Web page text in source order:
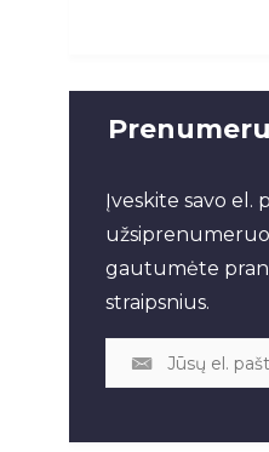
Įveskite savo el.
gautumėte
straipsnius.